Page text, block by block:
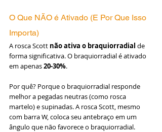
O Que NÃO é Ativado (E Por Que Isso
Importa)
A rosca Scott não ativa o braquiorradial de
forma significativa. O braquiorradial é ativado
em apenas 20-30%.
Por quê? Porque o braquiorradial responde
melhor a pegadas neutras (como rosca
martelo) e supinadas. A rosca Scott, mesmo
com barra W, coloca seu antebraço em um
ângulo que não favorece o braquiorradial.